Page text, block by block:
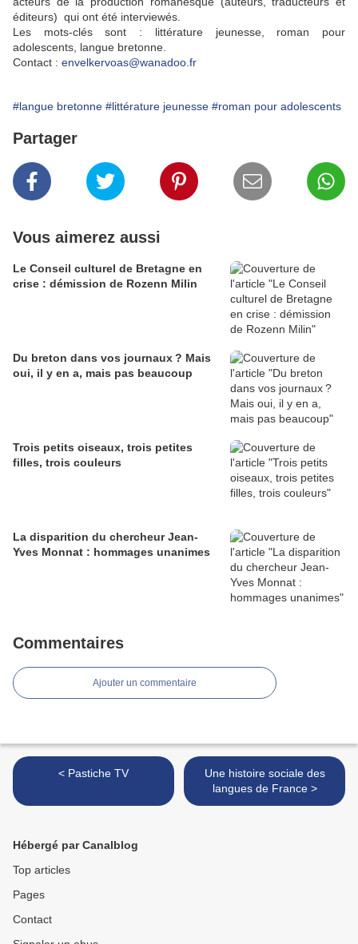
éditeurs) qui ont été interviewés.
Les mots-clés sont : littérature jeunesse, roman pour
adolescents, langue bretonne.
Contact : envelkervoas@wanadoo.fr
#langue bretonne #littérature jeunesse #roman pour adolescents
Partager
Vous aimerez aussi
Le Conseil culturel de Bretagne en
crise : démission de Rozenn Milin
Du breton dans vos journaux ? Mais
oui, il y en a, mais pas beaucoup
Trois petits oiseaux, trois petites
filles, trois couleurs
La disparition du chercheur Jean-
Yves Monnat : hommages unanimes
Commentaires
Ajouter un commentaire
< Pastiche TV
Une histoire sociale des
langues de France >
Hébergé par Canalblog
Top articles
Pages
Contact